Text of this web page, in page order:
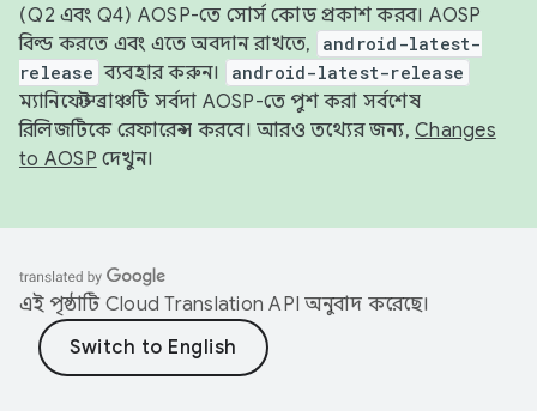
(Q2 এবং Q4) AOSP-তে সোর্স কোড প্রকাশ করব। AOSP
বিল্ড করতে এবং এতে অবদান রাখতে,
android-latest-
release ব্যবহার করুন। android-latest-release
ম্যানিফেস্ট ব্রাঞ্চটি সর্বদা AOSP-তে পুশ করা সর্বশেষ
রিলিজটিকে রেফারেন্স করবে। আরও তথ্যের জন্য, Changes
to AOSP দেখুন।
এই পৃষ্ঠাটি Cloud Translation API অনুবাদ করেছে।